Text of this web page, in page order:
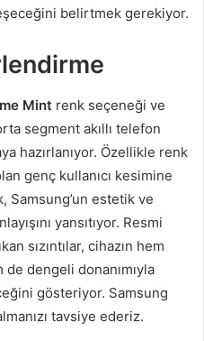
belirtmek gerekiyor.
Mint renk seçeneği ve
segment akıllı telefon
hazırlanıyor. Özellikle renk
genç kullanıcı kesimine
Samsung’un estetik ve
yansıtıyor. Resmi
sızıntılar, cihazın hem
de dengeli donanımıyla
gösteriyor. Samsung
tavsiye ederiz.